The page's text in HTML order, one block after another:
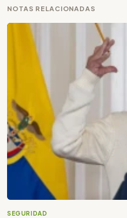
NOTAS RELACIONADAS
SEGURIDAD